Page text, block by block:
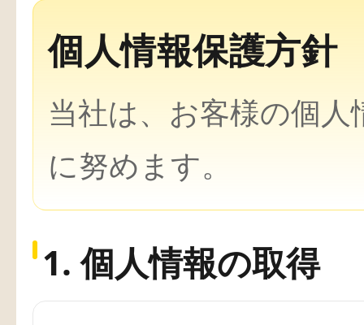
個人情報保護方針
当社は、お客様の個
に努めます。
1. 個人情報の取得